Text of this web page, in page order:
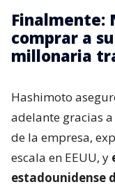
Finalmente:
comprar a
millonaria
Hashimoto
adelante gracias
de la empresa,
escala en EEUU, y
estadounidense